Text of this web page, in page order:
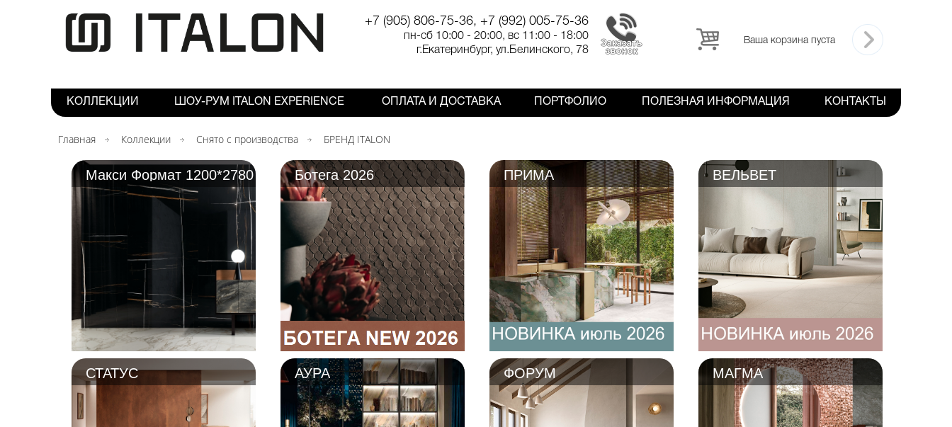
+7 (905) 806-75-36, +7 (992) 005-75-36
пн-сб 10:00 - 20:00, вс 11:00 - 18:00
г.Екатеринбург, ул.Белинского, 78
Ваша корзина пуста
КОЛЛЕКЦИИ ШОУ-РУМ ITALON EXPERIENCE ОПЛАТА И ДОСТАВКА ПОРТФОЛИО ПОЛЕЗНАЯ ИНФОРМАЦИЯ КОНТАКТЫ
Главная Коллекции Снято с производства БРЕНД ITALON
Макси Формат 1200*2780
мм
Ботега 2026 ПРИМА ВЕЛЬВЕТ
СТАТУС АУРА ФОРУМ МАГМА